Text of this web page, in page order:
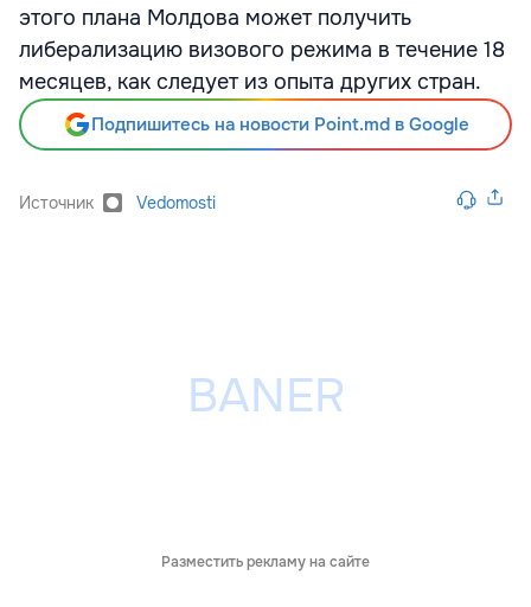
этого плана Молдова может получить
либерализацию визового режима в течение 18
месяцев, как следует из опыта других стран.
Подпишитесь на новости Point.md в Google
Источник Vedomosti
Разместить рекламу на сайте